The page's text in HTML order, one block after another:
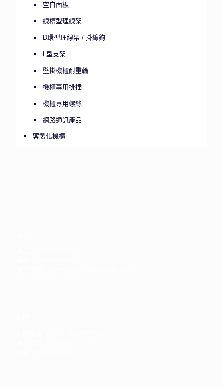
空白面板
線槽型理線架
D環型理線架 / 掛線鉤
L型支架
壁掛機櫃耐重輪
機櫃專用排插
機櫃專用螺絲
網路通訊產品
客製化機櫃